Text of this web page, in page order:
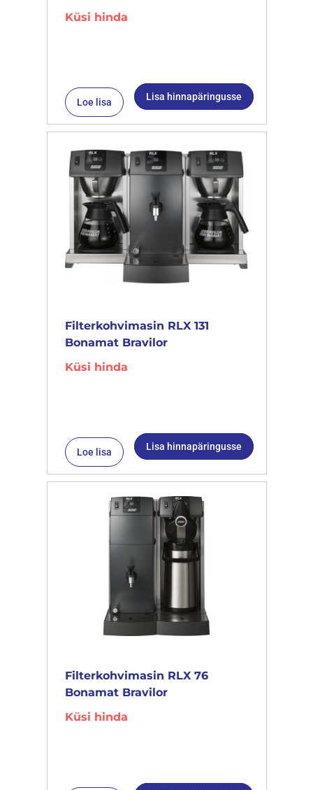
Küsi hinda
Loe lisa Lisa hinnapäringusse
Filterkohvimasin RLX 131
Bonamat Bravilor
Küsi hinda
Loe lisa Lisa hinnapäringusse
Filterkohvimasin RLX 76
Bonamat Bravilor
Küsi hinda